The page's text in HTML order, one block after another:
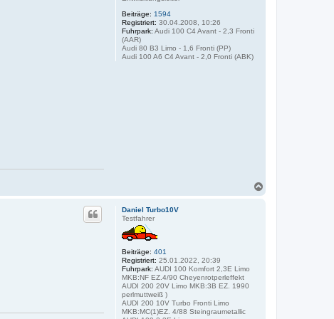
Beiträge: 1594
Registriert: 30.04.2008, 10:26
Fuhrpark: Audi 100 C4 Avant - 2,3 Fronti
(AAR)
Audi 80 B3 Limo - 1,6 Fronti (PP)
Audi 100 A6 C4 Avant - 2,0 Fronti (ABK)
Daniel Turbo10V
Testfahrer
Beiträge: 401
Registriert: 25.01.2022, 20:39
Fuhrpark: AUDI 100 Komfort 2,3E Limo
MKB:NF EZ.4/90 Cheyenrotperleffekt
AUDI 200 20V Limo MKB:3B EZ. 1990
perlmuttweiß )
AUDI 200 10V Turbo Fronti Limo
MKB:MC(1)EZ. 4/88 Steingraumetallic